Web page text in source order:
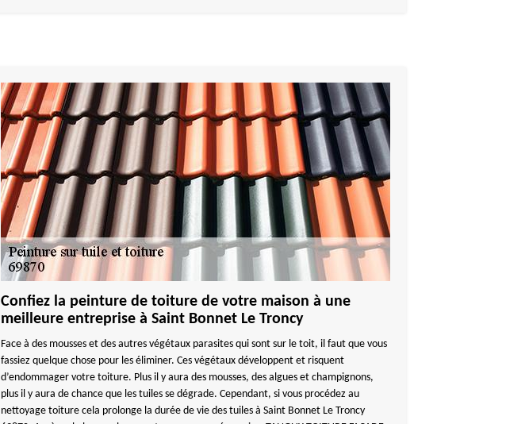
Confiez la peinture de toiture de votre maison à une
meilleure entreprise à Saint Bonnet Le Troncy
Face à des mousses et des autres végétaux parasites qui sont sur le toit, il faut que vous
fassiez quelque chose pour les éliminer. Ces végétaux développent et risquent
d’endommager votre toiture. Plus il y aura des mousses, des algues et champignons,
plus il y aura de chance que les tuiles se dégrade. Cependant, si vous procédez au
nettoyage toiture cela prolonge la durée de vie des tuiles à Saint Bonnet Le Troncy